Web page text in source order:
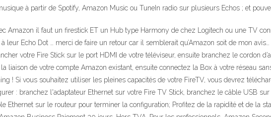
à partir de Spotify, Amazon Music ou TuneIn radio sur plusieurs Echos ; et
Amazon il faut un firestick ET un Hub type Harmony de chez Logitech ou une TV
leur Echo Dot … merci de faire un retour car il semblerait qu’Amazon soit de mon
votre Fire Stick sur le port HDMI de votre téléviseur, ensuite branchez le cordon
liaison de votre compte Amazon existant, ensuite connectez la Box à votre réseau
! Si vous souhaitez utiliser les pleines capacités de votre FireTV, vous devrez
: branchez l'adaptateur Ethernet sur votre Fire TV Stick, branchez le câble USB
Ethernet sur le routeur pour terminer la configuration; Profitez de la rapidité et de la